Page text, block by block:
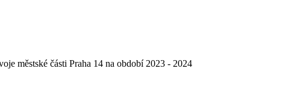
městské části Praha 14 na období 2023 - 2024